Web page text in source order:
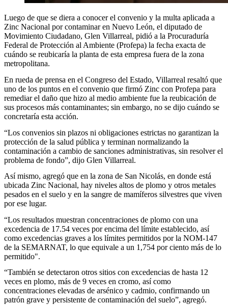
Luego de que se diera a conocer el convenio y la multa aplicada a
Zinc Nacional por contaminar en Nuevo León, el diputado de
Movimiento Ciudadano, Glen Villarreal, pidió a la Procuraduría
Federal de Protección al Ambiente (Profepa) la fecha exacta de
cuándo se reubicaría la planta de esta empresa fuera de la zona
metropolitana.
En rueda de prensa en el Congreso del Estado, Villarreal resaltó que
uno de los puntos en el convenio que firmó Zinc con Profepa para
remediar el daño que hizo al medio ambiente fue la reubicación de
sus procesos más contaminantes; sin embargo, no se dijo cuándo se
concretaría esta acción.
“Los convenios sin plazos ni obligaciones estrictas no garantizan la
protección de la salud pública y terminan normalizando la
contaminación a cambio de sanciones administrativas, sin resolver el
problema de fondo”, dijo Glen Villarreal.
Así mismo, agregó que en la zona de San Nicolás, en donde está
ubicada Zinc Nacional, hay niveles altos de plomo y otros metales
pesados en el suelo y en la sangre de mamíferos silvestres que viven
por ese lugar.
“Los resultados muestran concentraciones de plomo con una
excedencia de 17.54 veces por encima del límite establecido, así
como excedencias graves a los límites permitidos por la NOM-147
de la SEMARNAT, lo que equivale a un 1,754 por ciento más de lo
permitido".
“También se detectaron otros sitios con excedencias de hasta 12
veces en plomo, más de 9 veces en cromo, así como
concentraciones elevadas de arsénico y cadmio, confirmando un
patrón grave y persistente de contaminación del suelo”, agregó.